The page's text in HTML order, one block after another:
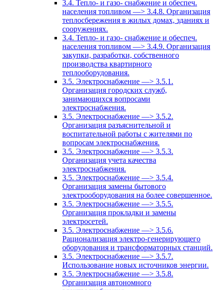
3.4. Тепло- и газо- снабжение и обеспеч.
населения топливом —> 3.4.8. Организация
теплосбережения в жилых домах, зданиях и
сооружениях.
3.4. Тепло- и газо- снабжение и обеспеч.
населения топливом —> 3.4.9. Организация
закупки, разработки, собственного
производства квартирного
теплооборудования.
3.5. Электроснабжение —> 3.5.1.
Организация городских служб,
занимающихся вопросами
электроснабжения.
3.5. Электроснабжение —> 3.5.2.
Организация разъяснительной и
воспитательной работы с жителями по
вопросам электроснабжения.
3.5. Электроснабжение —> 3.5.3.
Организация учета качества
электроснабжения.
3.5. Электроснабжение —> 3.5.4.
Организация замены бытового
электрооборудования на более совершенное.
3.5. Электроснабжение —> 3.5.5.
Организация прокладки и замены
электросетей.
3.5. Электроснабжение —> 3.5.6.
Рационализация электро-генерирующего
оборудования и трансформаторных станций.
3.5. Электроснабжение —> 3.5.7.
Использование новых источников энергии.
3.5. Электроснабжение —> 3.5.8.
Организация автономного